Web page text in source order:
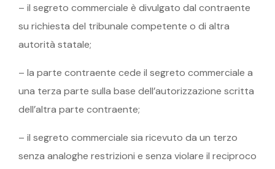
– il segreto commerciale è divulgato dal contraente
su richiesta del tribunale competente o di altra
autorità statale;
– la parte contraente cede il segreto commerciale a
una terza parte sulla base dell’autorizzazione scritta
dell’altra parte contraente;
– il segreto commerciale sia ricevuto da un terzo
senza analoghe restrizioni e senza violare il reciproco